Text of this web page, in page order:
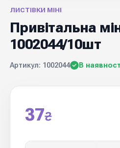
ЛИСТІВКИ МІНІ
Привітальна
1002044/10шт
Артикул: 1002044 В
37₴